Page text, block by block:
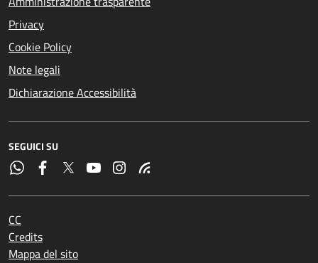
Privacy
Cookie Policy
Note legali
Dichiarazione Accessibilità
SEGUICI SU
CC
Credits
Mappa del sito